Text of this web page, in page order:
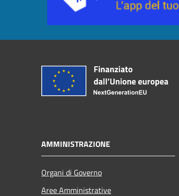
AMMINISTRAZIONE
Organi di Governo
Aree Amministrative